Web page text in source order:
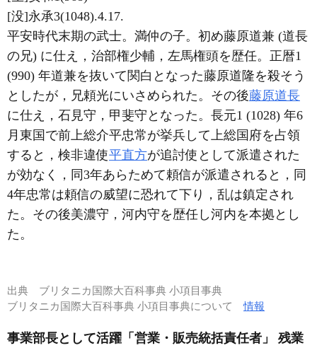
[没]永承3(1048).4.17.
平安時代末期の武士。満仲の子。初め藤原道兼 (道長
の兄) に仕え，治部権少輔，左馬権頭を歴任。正暦1
(990) 年道兼を抜いて関白となった藤原道隆を殺そう
としたが，兄頼光にいさめられた。その後藤原道長
に仕え，石見守，甲斐守となった。長元1 (1028) 年6
月東国で前上総介平忠常が挙兵して上総国府を占領
すると，検非違使平直方が追討使として派遣された
が効なく，同3年あらためて頼信が派遣されると，同
4年忠常は頼信の威望に恐れて下り，乱は鎮定され
た。その後美濃守，河内守を歴任し河内を本拠とし
た。
出典 ブリタニカ国際大百科事典 小項目事典
ブリタニカ国際大百科事典 小項目事典について情報
事業部長として活躍「営業・販売統括責任者」 残業